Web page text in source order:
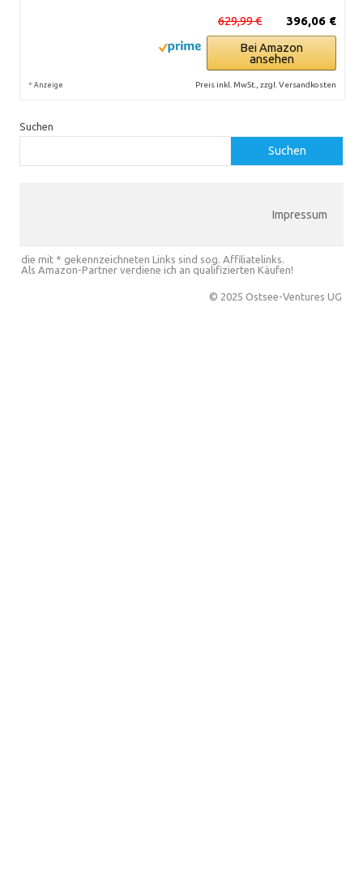
396,06 €
629,99 €
Bei Amazon
ansehen
* Anzeige Preis inkl. MwSt., zzgl. Versandkosten
Suchen
Suchen
Impressum
die mit * gekennzeichneten Links sind sog. Affiliatelinks.
Als Amazon-Partner verdiene ich an qualifizierten Käufen!
© 2025 Ostsee-Ventures UG